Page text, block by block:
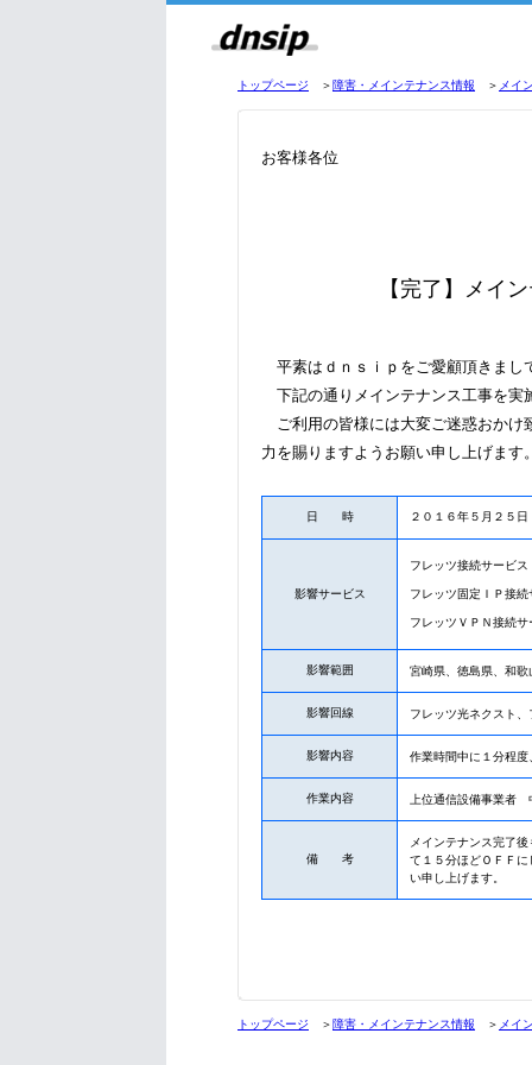
トップページ ＞障害・メインテナンス情報 ＞ メイ
お客様各位
【完了】メイ
平素はｄｎｓｉｐをご愛顧頂きまし
下記の通りメインテナンス工事を実
ご利用の皆様には大変ご迷惑おかけ
力を賜りますようお願い申し上げます
日 時 ２０１６年５月２５
影響サービス
フレッツ接続サービス
フレッツ固定ＩＰ接続
フレッツＶＰＮ接続サ
影響範囲 宮崎県、徳島県、和歌
影響回線 フレッツ光ネクスト
影響内容 作業時間中に１分程
作業内容 上位通信設備事業者
備 考
メインテナンス完了
て１５分ほどＯＦＦ
い申し上げます。
トップページ ＞障害・メインテナンス情報 ＞ メイ